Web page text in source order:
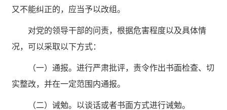
又不能纠正的，应当予以改组。
对党的领导干部的问责，根据危害程度以及具体情
况，可以采取以下方式：
（一）通报。进行严肃批评，责令作出书面检查、切
实整改，并在一定范围内通报。
（二）诫勉。以谈话或者书面方式进行诫勉。